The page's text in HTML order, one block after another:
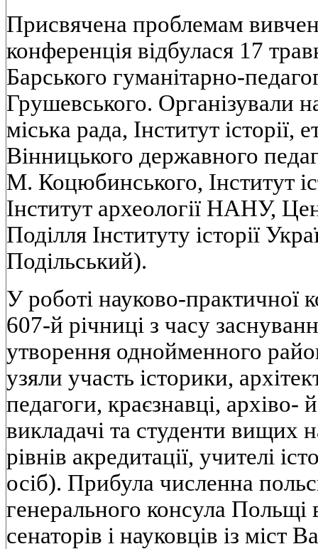
Присвячена проблемам
конференція відбулася 17
Барського гуманітарно-
Грушевського. Організували
міська рада, Інститут історії,
Вінницького державного
М. Коцюбинського, Інститут
Інститут археології НАНУ,
Поділля Інституту історії
Подільський).
У роботі науково-практичної
607-й річниці з часу
утворення однойменного
узяли участь історики,
педагоги, краєзнавці, архіво-
викладачі та студенти вищих
рівнів акредитації, учителі
осіб). Прибула численна
генерального консула Польщі
сенаторів і науковців із